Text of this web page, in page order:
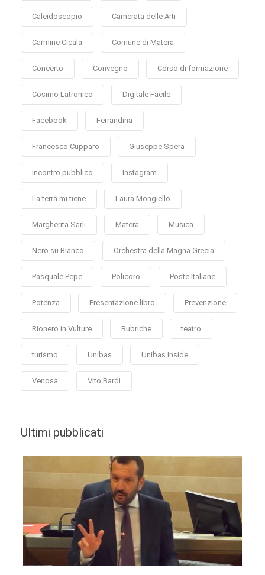
Caleidoscopio Camerata delle Arti
Carmine Cicala Comune di Matera
Concerto Convegno Corso di formazione
Cosimo Latronico Digitale Facile
Facebook Ferrandina
Francesco Cupparo Giuseppe Spera
Incontro pubblico Instagram
La terra mi tiene Laura Mongiello
Margherita Sarli Matera Musica
Nero su Bianco Orchestra della Magna Grecia
Pasquale Pepe Policoro Poste Italiane
Potenza Presentazione libro Prevenzione
Rionero in Vulture Rubriche teatro
turismo Unibas Unibas Inside
Venosa Vito Bardi
Ultimi pubblicati